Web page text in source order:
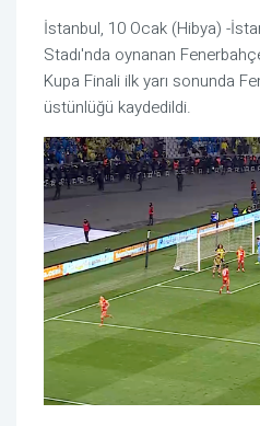
İstanbul, 10 Ocak (Hibya) -
Stadı'nda oynanan
Kupa Finali ilk yarı sonunda
üstünlüğü kaydedildi.